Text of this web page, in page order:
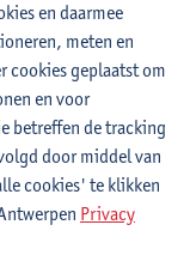
en daarmee
meten en
cookies geplaatst om
en voor
betreffen de tracking
door middel van
cookies' te klikken
Privacy